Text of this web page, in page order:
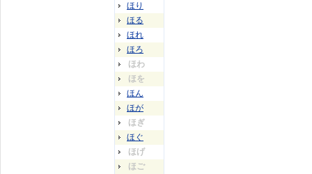
ほり
ほる
ほれ
ほろ
ほわ
ほを
ほん
ほが
ほぎ
ほぐ
ほげ
ほご